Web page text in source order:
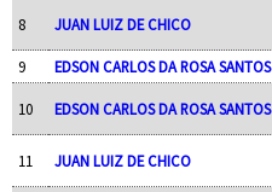
8 JUAN LUIZ DE CHICO
9 EDSON CARLOS DA ROSA SANTOS
10 EDSON CARLOS DA ROSA SANTOS
11 JUAN LUIZ DE CHICO